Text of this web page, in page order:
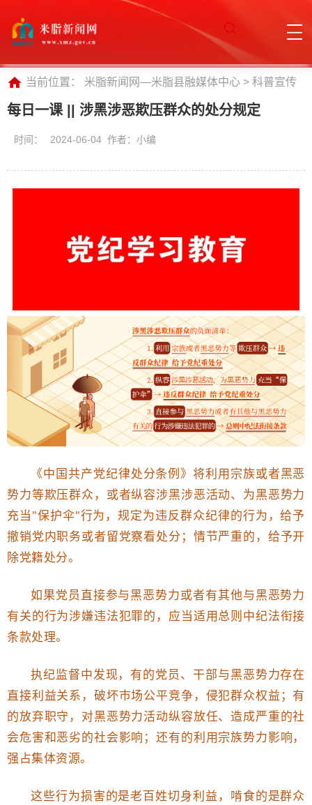
当前位置： 米脂新闻网—米脂县融媒体中心 > 科普宣传
每日一课 || 涉黑涉恶欺压群众的处分规定
时间： 2024-06-04 作者：小编
​《中国共产党纪律处分条例》将利用宗族或者黑恶
势力等欺压群众，或者纵容涉黑涉恶活动、为黑恶势力
充当"保护伞"行为，规定为违反群众纪律的行为，给予
撤销党内职务或者留党察看处分；情节严重的，给予开
除党籍处分。
如果党员直接参与黑恶势力或者有其他与黑恶势力
有关的行为涉嫌违法犯罪的，应当适用总则中纪法衔接
条款处理。
执纪监督中发现，有的党员、干部与黑恶势力存在
直接利益关系，破坏市场公平竞争，侵犯群众权益；有
的放弃职守，对黑恶势力活动纵容放任、造成严重的社
会危害和恶劣的社会影响；还有的利用宗族势力影响，
强占集体资源。
这些行为损害的是老百姓切身利益，啃食的是群众